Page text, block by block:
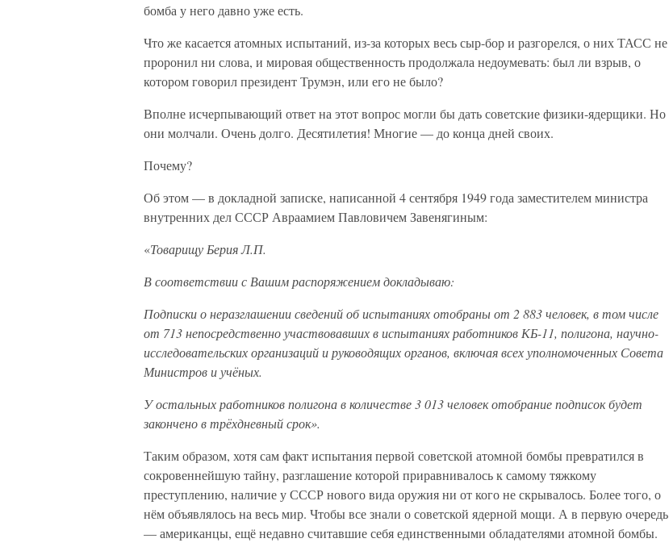
бомба у него давно уже есть.
Что же касается атомных испытаний, из-за которых весь сыр-бор и разгорелся, о них ТАСС не
проронил ни слова, и мировая общественность продолжала недоумевать: был ли взрыв, о
котором говорил президент Трумэн, или его не было?
Вполне исчерпывающий ответ на этот вопрос могли бы дать советские физики-ядерщики. Но
они молчали. Очень долго. Десятилетия! Многие — до конца дней своих.
Почему?
Об этом — в докладной записке, написанной 4 сентября 1949 года заместителем министра
внутренних дел СССР Авраамием Павловичем Завенягиным:
«Товарищу Берия Л.П.
В соответствии с Вашим распоряжением докладываю:
Подписки о неразглашении сведений об испытаниях отобраны от 2 883 человек, в том числе
от 713 непосредственно участвовавших в испытаниях работников КБ-11, полигона, научно-
исследовательских организаций и руководящих органов, включая всех уполномоченных Совета
Министров и учёных.
У остальных работников полигона в количестве 3 013 человек отобрание подписок будет
закончено в трёхдневный срок».
Таким образом, хотя сам факт испытания первой советской атомной бомбы превратился в
сокровеннейшую тайну, разглашение которой приравнивалось к самому тяжкому
преступлению, наличие у СССР нового вида оружия ни от кого не скрывалось. Более того, о
нём объявлялось на весь мир. Чтобы все знали о советской ядерной мощи. А в первую очередь
— американцы, ещё недавно считавшие себя единственными обладателями атомной бомбы.